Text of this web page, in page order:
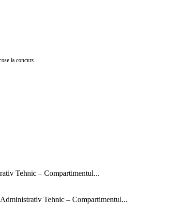
la concurs.
Tehnic – Compartimentul...
Tehnic – Compartimentul...